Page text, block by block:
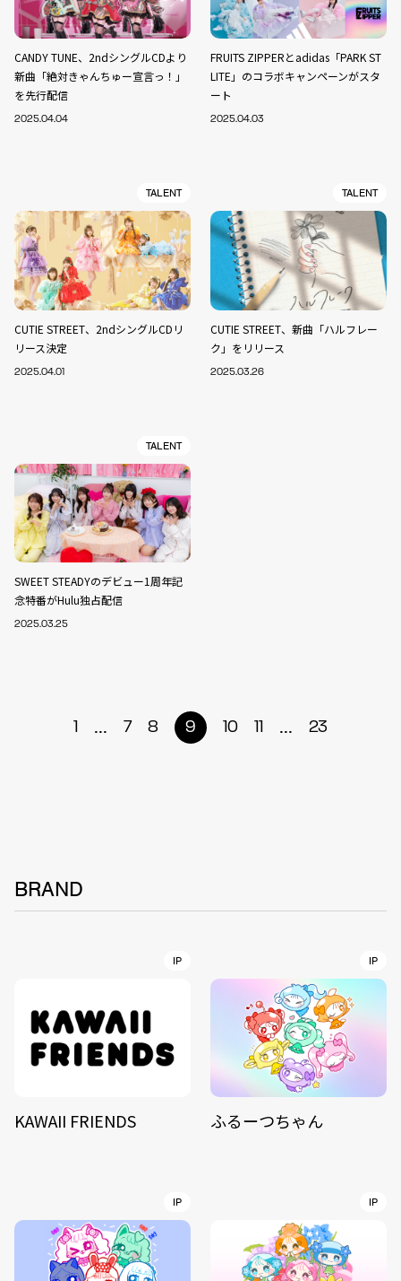
CANDY TUNE、2ndシングルCDより
新曲「絶対きゃんちゅー宣言っ！」
を先行配信
2025.04.04
FRUITS ZIPPERとadidas「PARK ST
LITE」のコラボキャンペーンがスタ
ート
2025.04.03
TALENT
CUTIE STREET、2ndシングルCDリ
リース決定
2025.04.01
TALENT
CUTIE STREET、新曲「ハルフレー
ク」をリリース
2025.03.26
TALENT
SWEET STEADYのデビュー1周年記
念特番がHulu独占配信
2025.03.25
1 ... 7 8 9 10 11 ... 23
BRAND
IP
KAWAII FRIENDS
IP
ふるーつちゃん
IP IP